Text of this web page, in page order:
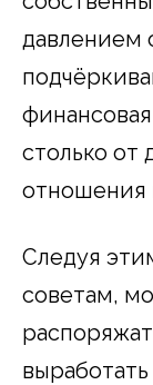
давлением
столько от
отношения
Следуя
советам,